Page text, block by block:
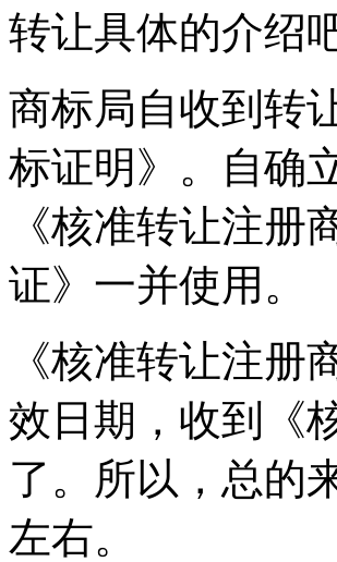
转让具体的介绍
商标局自收到转
标证明》。自确
《核准转让注
证》一并使用。
《核准转让注
效日期，收到《
了。所以，总的
左右。